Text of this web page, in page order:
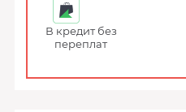
В кредит без
переплат